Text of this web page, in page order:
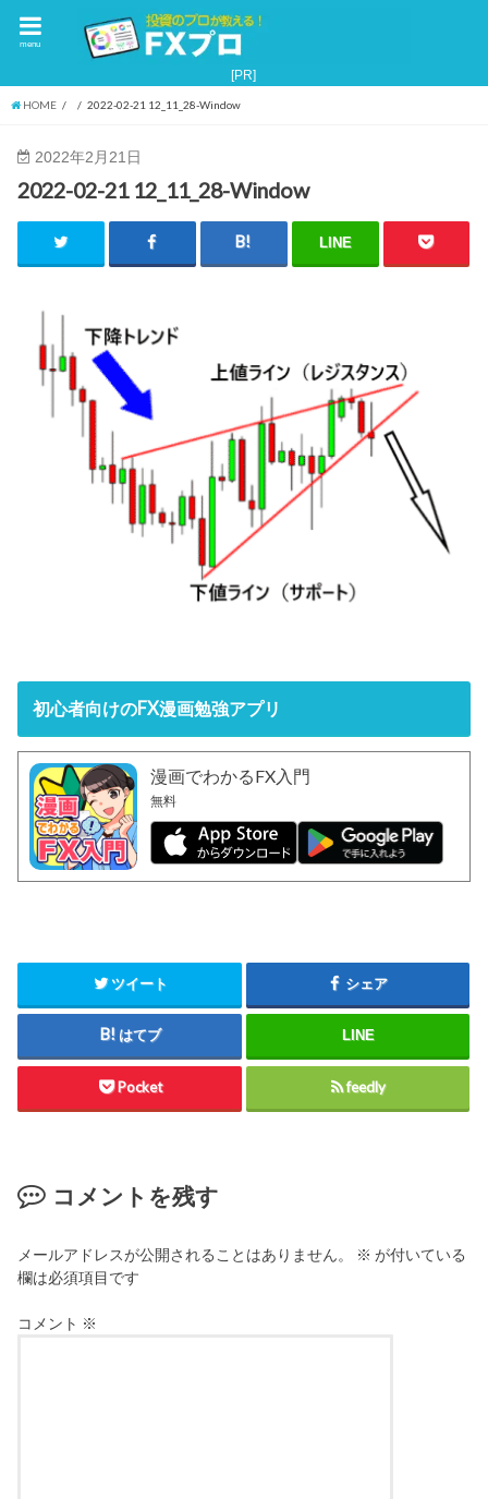
menu
HOME 2022-02-21 12_11_28-Window
2022年2月21日
2022-02-21 12_11_28-Window
LINE
初心者向けのFX漫画勉強アプリ
漫画でわかるFX入門
無料
ツイート シェア
はてブ LINE
Pocket feedly
コメントを残す
メールアドレスが公開されることはありません。 ※ が付いている
欄は必須項目です
コメント ※